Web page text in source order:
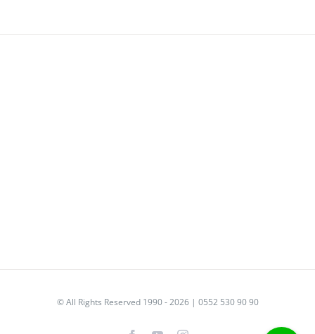
© All Rights Reserved 1990 - 2026 | 0552 530 90 90